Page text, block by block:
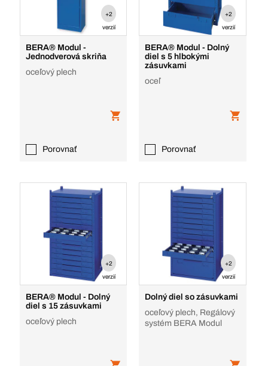
+2
verzií
BERA® Modul -
Jednodverová skriňa
oceľový plech
Porovnať
+2
verzií
BERA® Modul - Dolný
diel s 5 hlbokými
zásuvkami
oceľ
Porovnať
+2
verzií
BERA® Modul - Dolný
diel s 15 zásuvkami
oceľový plech
+2
verzií
Dolný diel so zásuvkami
oceľový plech, Regálový
systém BERA Modul